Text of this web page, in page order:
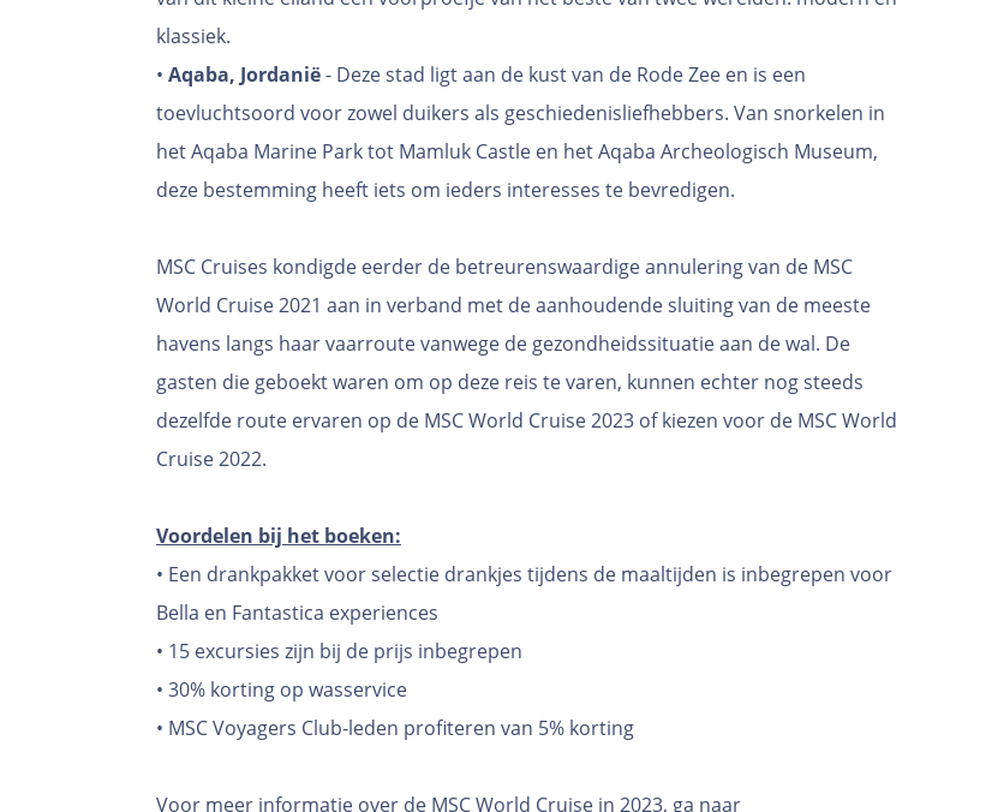
klassiek.
• Aqaba, Jordanië- Deze stad ligt aan de kust van de Rode Zee en is een
toevluchtsoord voor zowel duikers als geschiedenisliefhebbers. Van snorkelen in
het Aqaba Marine Park tot Mamluk Castle en het Aqaba Archeologisch Museum,
deze bestemming heeft iets om ieders interesses te bevredigen.
MSC Cruises kondigde eerder de betreurenswaardige annulering van de MSC
World Cruise 2021 aan in verband met de aanhoudende sluiting van de meeste
havens langs haar vaarroute vanwege de gezondheidssituatie aan de wal. De
gasten die geboekt waren om op deze reis te varen, kunnen echter nog steeds
dezelfde route ervaren op de MSC World Cruise 2023 of kiezen voor de MSC World
Cruise 2022.
Voordelen bij het boeken:
• Een drankpakket voor selectie drankjes tijdens de maaltijden is inbegrepen voor
Bella en Fantastica experiences
• 15 excursies zijn bij de prijs inbegrepen
• 30% korting op wasservice
• MSC Voyagers Club-leden profiteren van 5% korting
Voor meer informatie over de MSC World Cruise in 2023, ga naar